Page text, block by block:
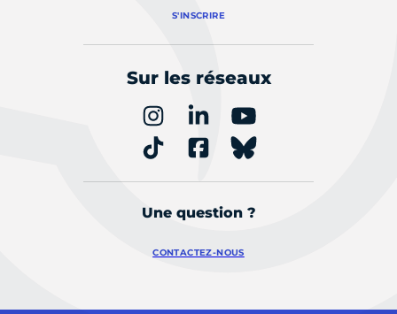
S'INSCRIRE
Sur les réseaux
Une question ?
CONTACTEZ-NOUS